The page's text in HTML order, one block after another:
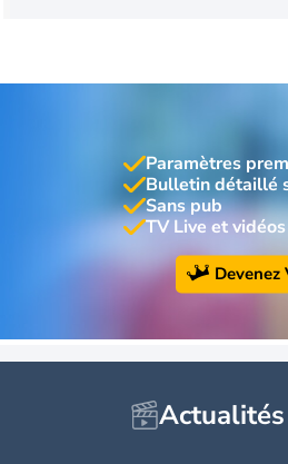
Paramètres
Bulletin détaillé
Sans pub
TV Live et
Devenez